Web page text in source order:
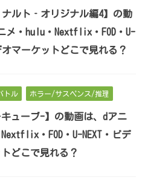
ナルト‐オリジナル編4】の動
メ・hulu・Nextflix・FOD・U-
オマーケットどこで見れる？
トル ホラー/サスペンス/推理
キューブ-】の動画は、dアニ
・FOD・U-NEXT・ビデ
どこで見れる？